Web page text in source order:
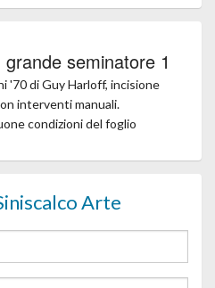
grande seminatore 1
'70 di Guy Harloff, incisione
interventi manuali.
condizioni del foglio
Arte